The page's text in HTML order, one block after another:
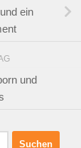
ein
und